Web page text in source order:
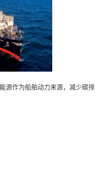
源作为船舶动力来源，减少碳排